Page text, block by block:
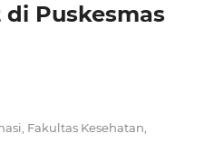
Puskesmas
Fakultas Kesehatan,